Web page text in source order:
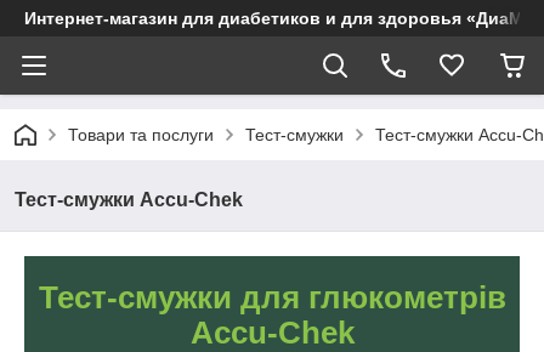
Интернет-магазин для диабетиков и для здоровья
Товари та послуги Тест-смужки Тест-смужки Accu-
Тест-смужки Accu-Chek
Тест-смужки для глюкометрів
Accu-Chek